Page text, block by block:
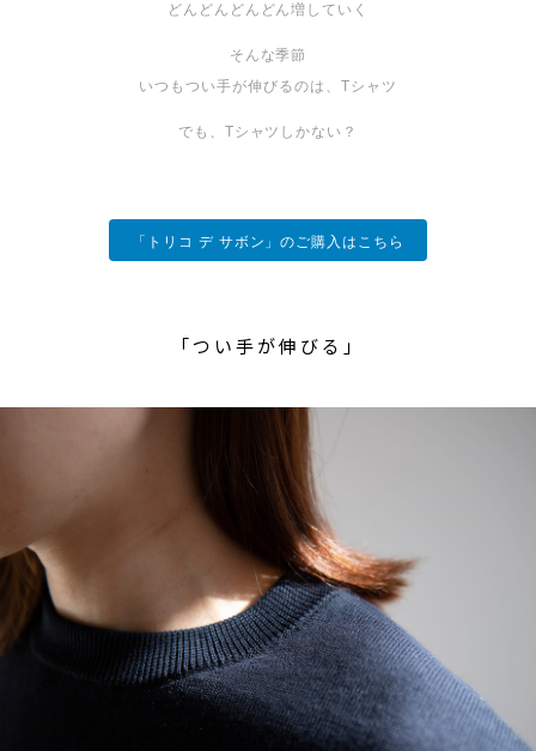
どんどんどんどん増していく
そんな季節
いつもつい手が伸びるのは、Tシャツ
でも、Tシャツしかない？
「トリコ デ サボン」のご購入はこちら
「つい手が伸びる」